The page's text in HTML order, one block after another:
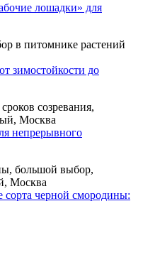
лошадки» для
зимостойкости до
непрерывного
сорта черной смородины: